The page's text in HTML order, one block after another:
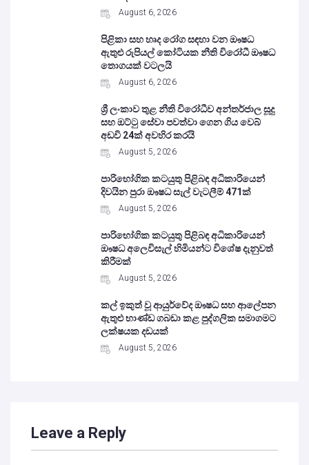
August 6, 2026
පිළිකා සහ හෘද රෝග සඳහා වන ඖෂධ
ඇතුළු රුපියල් කෝටියක නීති විරෝධී ඖෂධ
තොගයක් වටලයි
August 6, 2026
ශ්‍රී ලංකාව තුළ නීති විරෝධීව අන්තර්ජාල සූදු
සහ ඔට්ටු සේවා පවත්වා ගෙන ගිය වෙබ්
අඩවි 24ක් අවහිර කරයි
August 5, 2026
පාරිභෝගික කටයුතු පිළිබඳ අධිකාරියෙන්
දිවයින පුරා ඖෂධ සැල් වැටලීම් 471ක්
August 5, 2026
පාරිභෝගික කටයුතු පිළිබඳ අධිකාරියෙන්
ඖෂධ අලෙවිසැල් හිමියන්ට විශේෂ දැනුවත්
කිරීමක්
August 5, 2026
කල් ඉකුත් වූ ආයුර්වේද ඖෂධ සහ ආලේපන
ඇතුළු භාණ්ඩ ගබඩා කළ පුද්ගලික සමාගමට
ලක්ෂයක දඩයක්
August 5, 2026
Leave a Reply